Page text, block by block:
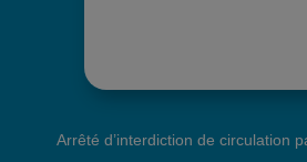
Arrêté d’interdiction de circulation